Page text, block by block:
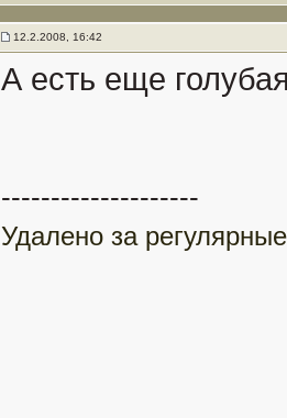
12.2.2008, 16:42
А есть еще
--------------------
Удалено за